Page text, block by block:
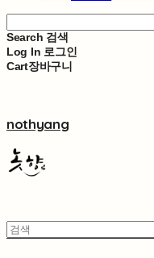
Search 검색
Log In 로그인
Cart장바구니
nothyang